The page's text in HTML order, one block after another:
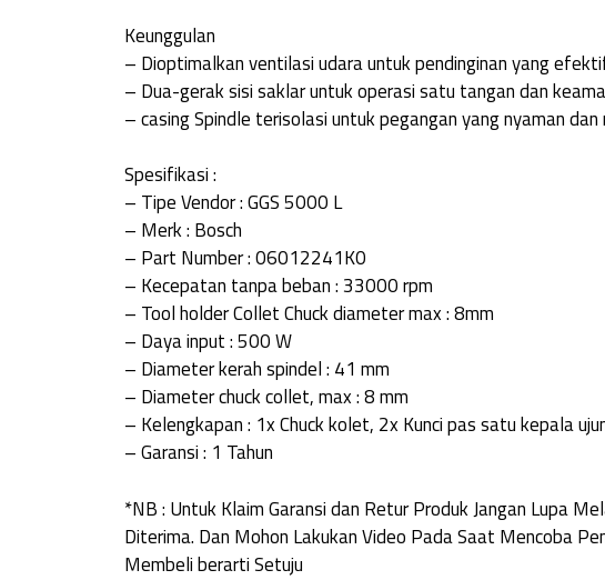
Keunggulan
– Dioptimalkan ventilasi udara untuk pendinginan yang
– Dua-gerak sisi saklar untuk operasi satu tangan dan
– casing Spindle terisolasi untuk pegangan yang nyaman dan
Spesifikasi :
– Tipe Vendor : GGS 5000 L
– Merk : Bosch
– Part Number : 06012241K0
– Kecepatan tanpa beban : 33000 rpm
– Tool holder Collet Chuck diameter max : 8mm
– Daya input : 500 W
– Diameter kerah spindel : 41 mm
– Diameter chuck collet, max : 8 mm
– Kelengkapan : 1x Chuck kolet, 2x Kunci pas satu kepala
– Garansi : 1 Tahun
*NB : Untuk Klaim Garansi dan Retur Produk Jangan Lupa
Diterima. Dan Mohon Lakukan Video Pada Saat Mencoba
Membeli berarti Setuju